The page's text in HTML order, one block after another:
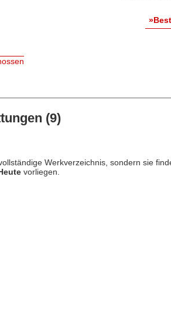
(9)
Werkverzeichnis, sondern sie
vorliegen.